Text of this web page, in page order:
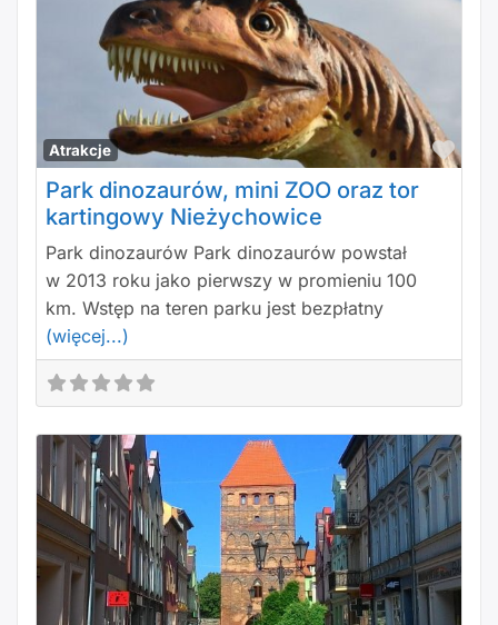
Atrakcje
Park dinozaurów, mini ZOO oraz tor
kartingowy Nieżychowice
Park dinozaurów Park dinozaurów powstał
w 2013 roku jako pierwszy w promieniu 100
km. Wstęp na teren parku jest bezpłatny
(więcej...)